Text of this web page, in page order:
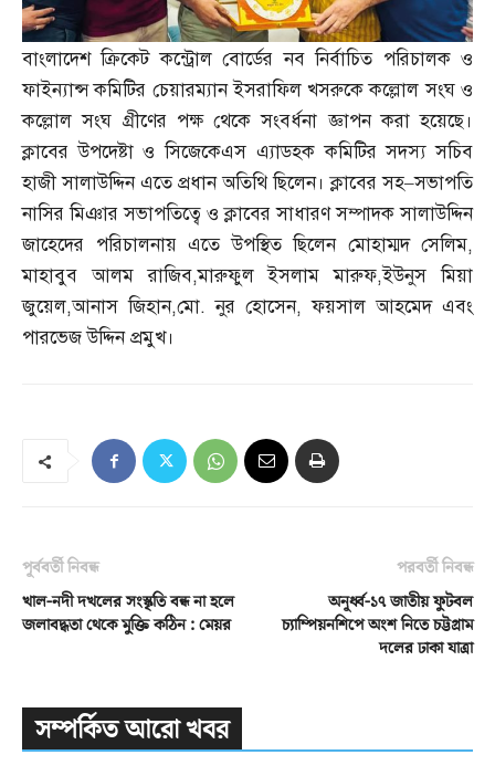
বাংলাদেশ ক্রিকেট কন্ট্রোল বোর্ডের নব নির্বাচিত পরিচালক ও
ফাইন্যান্স কমিটির চেয়ারম্যান ইসরাফিল খসরুকে কল্লোল সংঘ ও
কল্লোল সংঘ গ্রীণের পক্ষ থেকে সংবর্ধনা জ্ঞাপন করা হয়েছে।
ক্লাবের উপদেষ্টা ও সিজেকেএস এ্যাডহক কমিটির সদস্য সচিব
হাজী সালাউদ্দিন এতে প্রধান অতিথি ছিলেন। ক্লাবের সহ–সভাপতি
নাসির মিঞার সভাপতিত্বে ও ক্লাবের সাধারণ সম্পাদক সালাউদ্দিন
জাহেদের পরিচালনায় এতে উপস্থিত ছিলেন মোহাম্মদ সেলিম,
মাহাবুব আলম রাজিব,মারুফুল ইসলাম মারুফ,ইউনুস মিয়া
জুয়েল,আনাস জিহান,মো.নুর হোসেন,ফয়সাল আহমেদ এবং
পারভেজ উদ্দিন প্রমুখ।
পূর্ববর্তী নিবন্ধ
খাল-নদী দখলের সংস্কৃতি বন্ধ না হলে
জলাবদ্ধতা থেকে মুক্তি কঠিন : মেয়র
পরবর্তী নিবন্ধ
অনূর্ধ্ব-১৭ জাতীয় ফুটবল
চ্যাম্পিয়নশিপে অংশ নিতে চট্টগ্রাম
দলের ঢাকা যাত্রা
সম্পর্কিত আরো খবর